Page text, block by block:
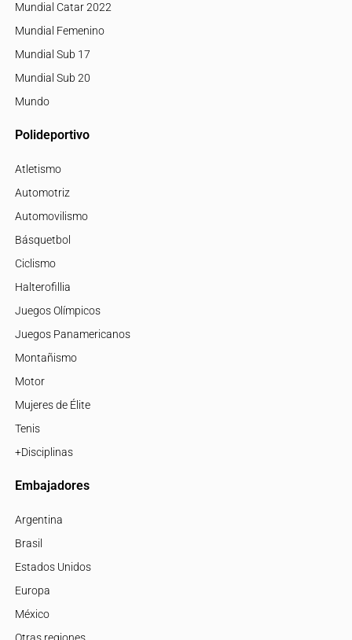
Mundial Catar 2022
Mundial Femenino
Mundial Sub 17
Mundial Sub 20
Mundo
Polideportivo
Atletismo
Automotriz
Automovilismo
Básquetbol
Ciclismo
Halterofillia
Juegos Olímpicos
Juegos Panamericanos
Montañismo
Motor
Mujeres de Élite
Tenis
+Disciplinas
Embajadores
Argentina
Brasil
Estados Unidos
Europa
México